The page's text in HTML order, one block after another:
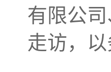
有限公
走访，